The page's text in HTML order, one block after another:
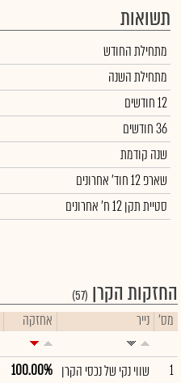
תשואות
מתחילת החודש
מתחילת השנה
12 חודשים
36 חודשים
שנה קודמת
שארפ 12 חוד' אחרונים
סטיית תקן 12 ח' אחרונים
החזקות הקרן (57)
מס' נייר אחזקה
1 שווי נקי של נכסי הקרן 100.00%